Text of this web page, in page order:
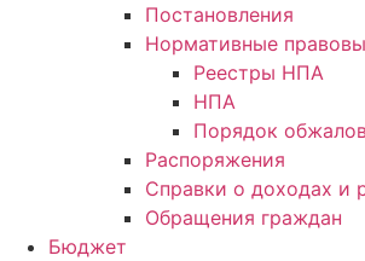
Постановления
Нормативные
Реестры НПА
НПА
Порядок
Распоряжения
Справки о доходах и
Обращения граждан
Бюджет